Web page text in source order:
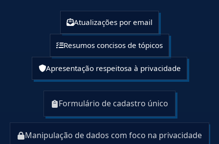
Atualizações por email
Resumos concisos de tópicos
Apresentação respeitosa à privacidade
Formulário de cadastro único
Manipulação de dados com foco na privacidade